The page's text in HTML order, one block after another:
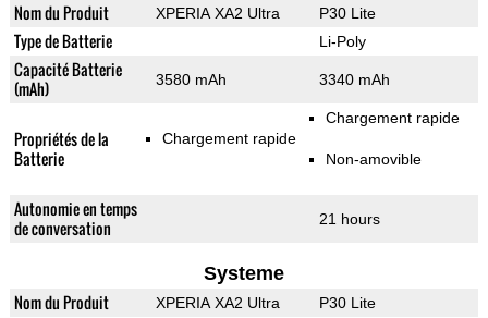
Nom du Produit XPERIA XA2 Ultra P30 Lite
Type de Batterie Li-Poly
Capacité Batterie
(mAh)
3580 mAh 3340 mAh
Propriétés de la
Batterie
Chargement rapide
Chargement rapide
Non-amovible
Autonomie en temps
de conversation
21 hours
Systeme
Nom du Produit XPERIA XA2 Ultra P30 Lite